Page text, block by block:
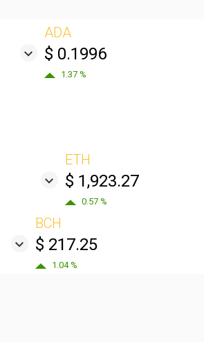
ADA
$ 0.1996
1.37 %
ETH
$ 1,923.27
0.57 %
BCH
$ 217.25
1.04 %